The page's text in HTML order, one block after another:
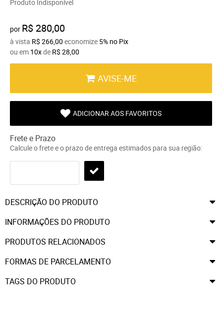
Produto Indisponível
por R$ 280,00
à vista R$ 266,00 economize 5% no Pix
ou em 10xde R$ 28,00
AVISE-ME
ADICIONAR AOS FAVORITOS
Frete e Prazo
Calcule o frete e o prazo de entrega estimados para sua região:
DESCRIÇÃO DO PRODUTO
INFORMAÇÕES DO PRODUTO
PRODUTOS RELACIONADOS
FORMAS DE PARCELAMENTO
TAGS DO PRODUTO